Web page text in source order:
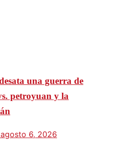
una guerra de
petroyuan y la
agosto 6, 2026